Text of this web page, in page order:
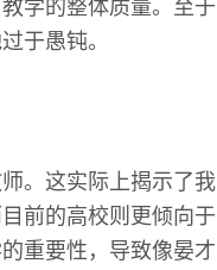
学的整体质量。至于
于愚钝。
。这实际上揭示了我
前的高校则更倾向于
重要性，导致像晏才